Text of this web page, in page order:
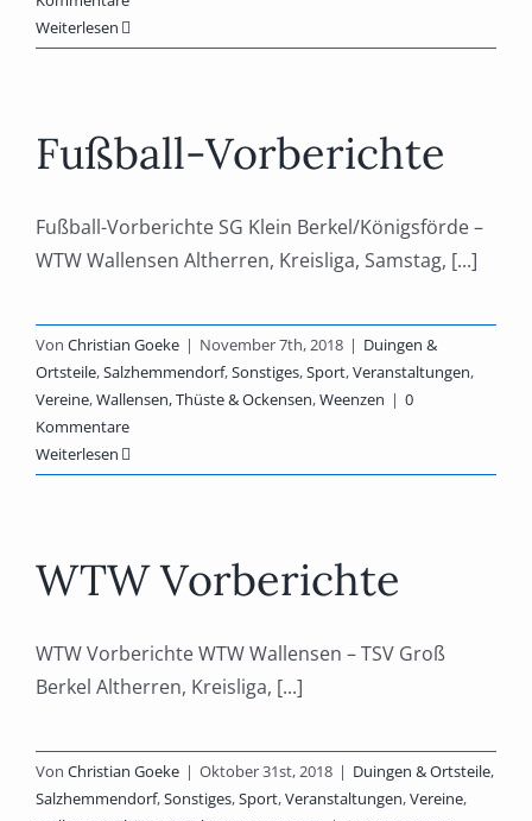
Weiterlesen
Fußball-Vorberichte
Fußball-Vorberichte SG Klein Berkel/Königsförde –
WTW Wallensen Altherren, Kreisliga, Samstag, [...]
Von Christian Goeke | November 7th, 2018 | Duingen &
Ortsteile,Salzhemmendorf,Sonstiges,Sport,Veranstaltungen,
Vereine,Wallensen, Thüste & Ockensen,Weenzen | 0
Kommentare
Weiterlesen
WTW Vorberichte
WTW Vorberichte WTW Wallensen – TSV Groß
Berkel Altherren, Kreisliga, [...]
Von Christian Goeke | Oktober 31st, 2018 | Duingen & Ortsteile,
Salzhemmendorf,Sonstiges,Sport,Veranstaltungen,Vereine,